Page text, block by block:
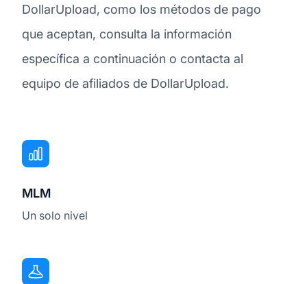
DollarUpload, como los métodos de pago
que aceptan, consulta la información
específica a continuación o contacta al
equipo de afiliados de DollarUpload.
MLM
Un solo nivel